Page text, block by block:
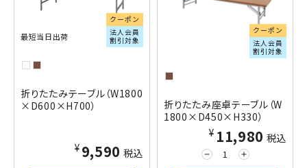
クーポン
法人会員
割引対象
最短当日出荷
折りたたみテーブル（W1800
×D600×H700）
¥9,590 税込
クーポン
法人会員
割引対象
折りたたみ座卓テーブル（W
1800×D450×H330）
remove add
¥11,980 税込